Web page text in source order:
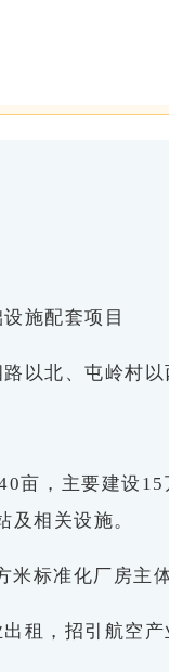
施配套项目
以北、屯岭村以
亩，主要建设
相关设施。
米标准化厂房主
租，招引航空产